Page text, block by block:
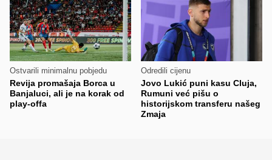
Ostvarili minimalnu pobjedu
Revija promašaja Borca u
Banjaluci, ali je na korak od
play-offa
Odredili cijenu
Jovo Lukić puni kasu Cluja,
Rumuni već pišu o
historijskom transferu našeg
Zmaja